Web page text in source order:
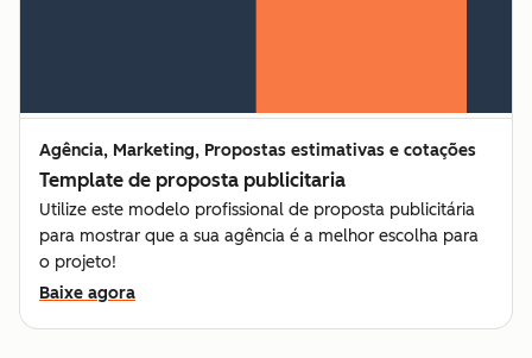
Agência, Marketing, Propostas estimativas e cotações
Template de proposta publicitaria
Utilize este modelo profissional de proposta publicitária
para mostrar que a sua agência é a melhor escolha para
o projeto!
Baixe agora